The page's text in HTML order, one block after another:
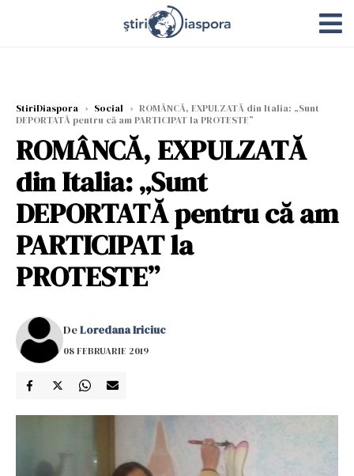
StiriDiaspora › Social › ROMÂNCĂ, EXPULZATĂ din Italia: „Sunt
DEPORTATĂ pentru că am PARTICIPAT la PROTESTE”
ROMÂNCĂ, EXPULZATĂ
din Italia: „Sunt
DEPORTATĂ pentru că am
PARTICIPAT la
PROTESTE”
DeLoredana Iriciuc
08 FEBRUARIE 2019